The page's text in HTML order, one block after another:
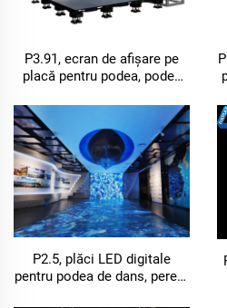
P3.91, ecran de afișare pe
placă pentru podea, podea
LED vertical
P2.5, plăci LED digitale
pentru podea de dans, perete